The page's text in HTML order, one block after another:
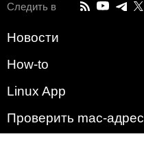
Следить в
Новости
How-to
Linux App
Проверить mac-адрес